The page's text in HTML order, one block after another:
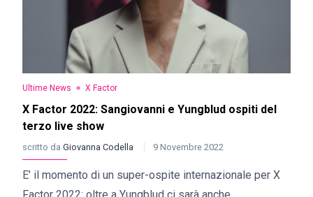
Ultime News X Factor
X Factor 2022: Sangiovanni e Yungblud ospiti del
terzo live show
scritto da Giovanna Codella 9 Novembre 2022
E’ il momento di un super-ospite internazionale per X